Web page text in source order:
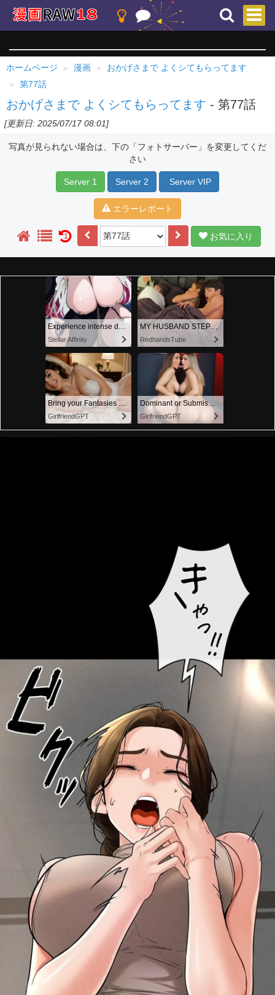
ホームページ 漫画
おかげさまで よくシてもらってます
第77話
おかげさまで よくシてもらってます - 第77話
[更新日: 2025/07/17 08:01]
写真が見られない場合は、下の「フォトサーバー」を変更してくだ
さい
Server 1 Server 2 Server VIP
エラーレポート
1 お気に入り